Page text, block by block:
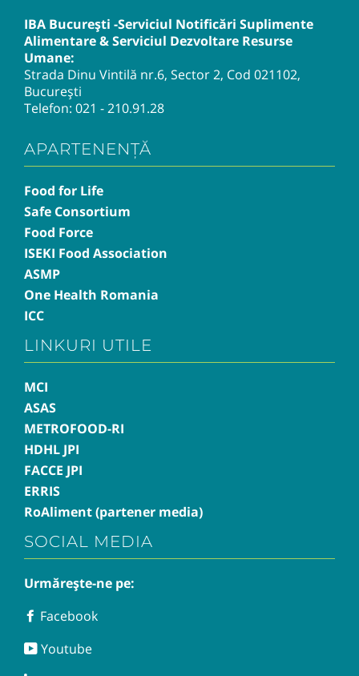
IBA București -Serviciul Notificări Suplimente
Alimentare & Serviciul Dezvoltare Resurse
Umane:
Strada Dinu Vintilă nr.6, Sector 2, Cod 021102,
București
Telefon: 021 - 210.91.28
APARTENENȚĂ
Food for Life
Safe Consortium
Food Force
ISEKI Food Association
ASMP
One Health Romania
ICC
LINKURI UTILE
MCI
ASAS
METROFOOD-RI
HDHL JPI
FACCE JPI
ERRIS
RoAliment (partener media)
SOCIAL MEDIA
Urmărește-ne pe:
FacebookFacebook
YoutubeYoutube